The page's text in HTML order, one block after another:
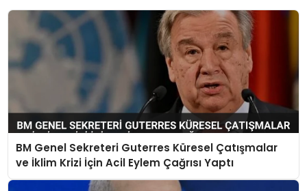
BM Genel Sekreteri Guterres Küresel Çatışmalar
ve İklim Krizi İçin Acil Eylem Çağrısı Yaptı